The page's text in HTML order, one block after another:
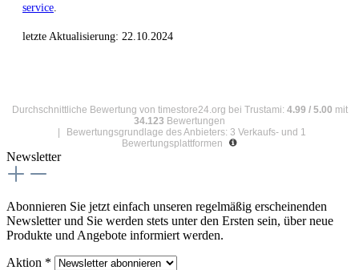
service
letzte Aktualisierung: 22.10.2024
Durchschnittliche Bewertung von timestore24.org bei Trustami: 4.99 / 5.00 mit
34.123 Bewertungen
|
Bewertungsgrundlage des Anbieters: 3 Verkaufs- und 1
Bewertungsplattformen
Newsletter
Abonnieren Sie jetzt einfach unseren regelmäßig erscheinenden
Newsletter und Sie werden stets unter den Ersten sein, über neue
Produkte und Angebote informiert werden.
Aktion *